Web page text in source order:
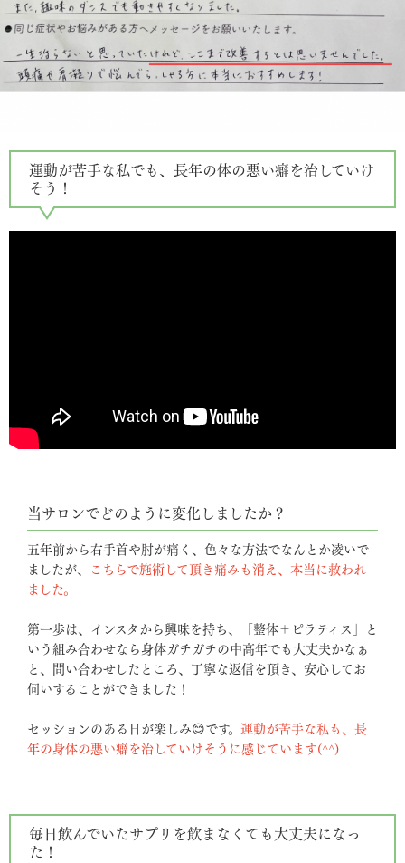
運動が苦手な私でも、長年の体の悪い癖を治していけ
そう！
当サロンでどのように変化しましたか？
五年前から右手首や肘が痛く、色々な方法でなんとか凌いで
ましたが、
こちらで施術して頂き痛みも消え、本当に救われ
ました。
第一歩は、インスタから興味を持ち、「整体＋ピラティス」と
いう組み合わせなら身体ガチガチの中高年でも大丈夫かなぁ
と、問い合わせしたところ、丁寧な返信を頂き、安心してお
伺いすることができました！
セッションのある日が楽しみ😊です。 運動が苦手な私も、長
年の身体の悪い癖を治していけそうに感じています(^^)
毎日飲んでいたサプリを飲まなくても大丈夫になっ
た！